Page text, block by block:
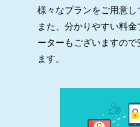
様々なプランをご用意し
また、分かりやすい料
ーターもございますの
ます。